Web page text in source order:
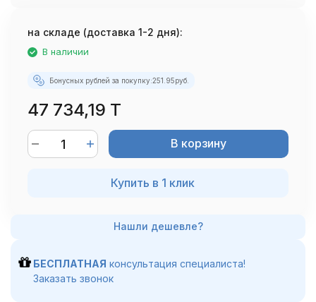
на складе (доставка 1-2 дня):
В наличии
Бонусных рублей за покупку:251.95руб.
47 734,19 T
В корзину
Купить в 1 клик
БЕСПЛАТНАЯ консультация специалиста!
Заказать звонок